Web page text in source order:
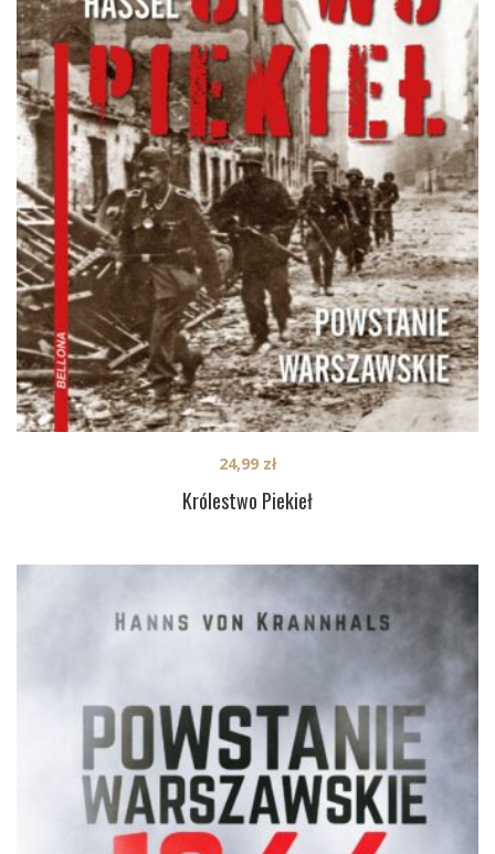
Królestwo Piekieł
24,99 zł